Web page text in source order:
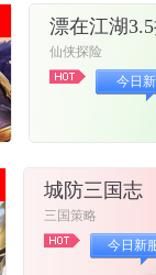
漂在江湖
仙侠探险
今日
城防三国志
三国策略
今日新